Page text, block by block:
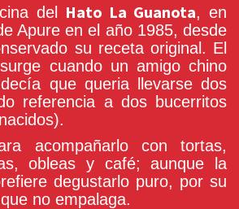
del Hato La Guanota, en
Apure en el año 1985, desde
su receta original. El
cuando un amigo chino
que queria llevarse dos
referencia a dos bucerritos
acompañarlo con tortas,
obleas y café; aunque la
degustarlo puro, por su
no empalaga.